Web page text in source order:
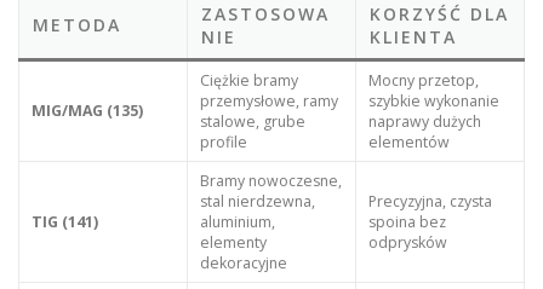
METODA
ZASTOSOWA
NIE
KORZYŚĆ DLA
KLIENTA
MIG/MAG (135)
Ciężkie bramy
przemysłowe, ramy
stalowe, grube
profile
Mocny przetop,
szybkie wykonanie
naprawy dużych
elementów
TIG (141)
Bramy nowoczesne,
stal nierdzewna,
aluminium,
elementy
dekoracyjne
Precyzyjna, czysta
spoina bez
odprysków